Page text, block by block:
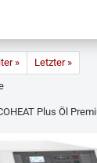
»
Letzter »
Plus Öl